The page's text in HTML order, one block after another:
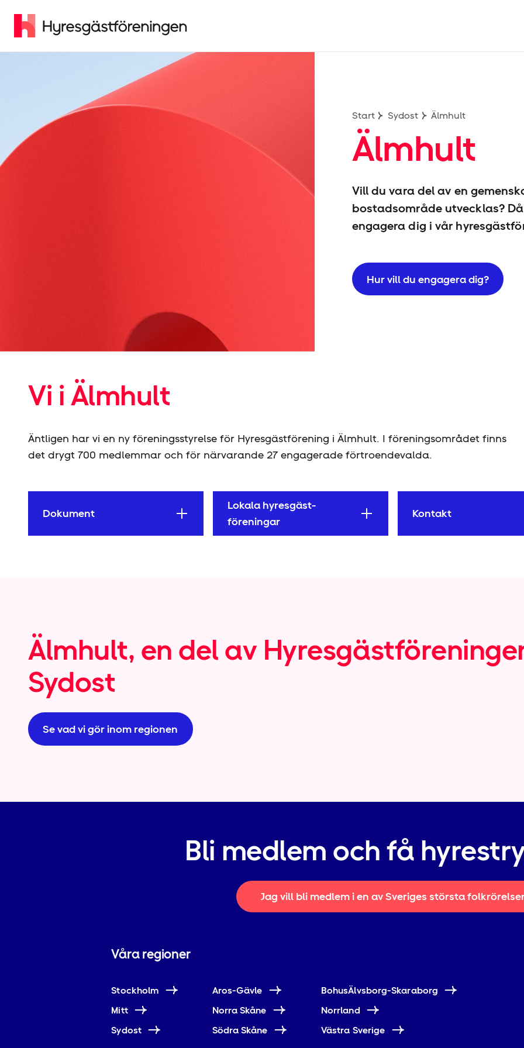
Start Sydost Älmhult
Älmhult
Vill du vara del av en
bostadsområde utvecklas?
engagera dig i vår
Hur vill du engagera dig?
Vi i Älmhult
Äntligen har vi en ny föreningsstyrelse för Hyresgäst­förening i Älmhult. I föreningsområdet finns
det drygt 700 medlemmar och för närvarande 27 engagerade förtroendevalda.
Dokument
Lokala hyresgäst­
föreningar
Kontakt
Älmhult, en del av
Sydost
Se vad vi gör inom regionen
Bli medlem och få
Jag vill bli medlem i en av Sveriges största
Våra regioner
Stockholm Aros-Gävle
BohusÄlvsborg-Skaraborg
Mitt
Norra Skåne
Norrland
Sydost
Södra Skåne Västra Sverige